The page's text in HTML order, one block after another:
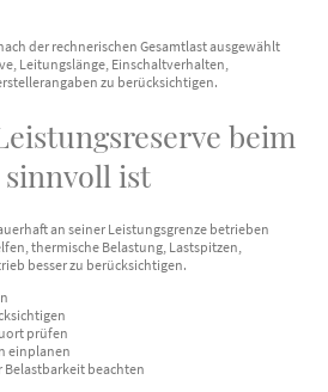
der rechnerischen Gesamtlast ausgewählt
Leitungslänge, Einschaltverhalten,
zu berücksichtigen.
beim
ist
an seiner Leistungsgrenze betrieben
thermische Belastung, Lastspitzen,
besser zu berücksichtigen.
prüfen
einplanen
Belastbarkeit beachten